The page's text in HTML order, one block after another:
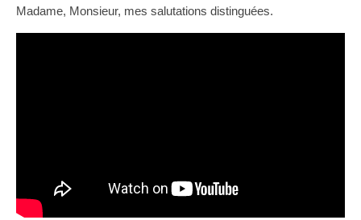
Madame, Monsieur, mes salutations distinguées.